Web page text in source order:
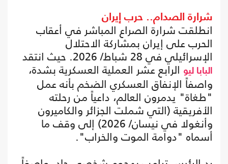
شرارة الصدام.. حرب إيران
انطلقت شرارة الصراع المباشر في أعقاب
الحرب على إيران بمشاركة الاحتلال
الإسرائيلي في 28 شباط/ 2026. حيث انتقد
البابا ليو الرابع عشر العملية العسكرية بشدة،
واصفاً الإنفاق العسكري الضخم بأنه عمل
"طغاة" يدمرون العالم، داعياً من رحلته
الأفريقية (التي شملت الجزائر والكاميرون
وأنغولا في نيسان/ 2026) إلى وقف ما
أسماه "دوامة الموت والخراب".